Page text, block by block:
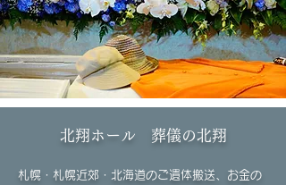
北翔ホール 葬儀の北翔
札幌・札幌近郊・北海道のご遺体搬送、お金の